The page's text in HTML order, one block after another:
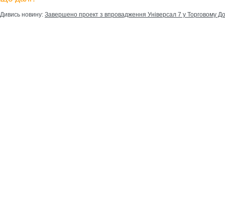
Дивись новину: Завершено проект з впровадження Універсал 7 у Торговому